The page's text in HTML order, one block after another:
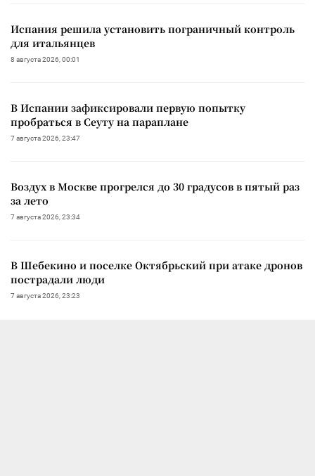
Испания решила установить пограничный контроль
для итальянцев
8 августа 2026, 00:01
В Испании зафиксировали первую попытку
пробраться в Сеуту на параплане
7 августа 2026, 23:47
Воздух в Москве прогрелся до 30 градусов в пятый раз
за лето
7 августа 2026, 23:34
В Шебекино и поселке Октябрьский при атаке дронов
пострадали люди
7 августа 2026, 23:23